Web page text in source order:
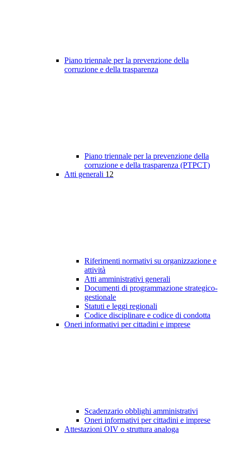
Piano triennale per la prevenzione della
corruzione e della trasparenza
Piano triennale per la prevenzione della
corruzione e della trasparenza (PTPCT)
Atti generali 12
Riferimenti normativi su organizzazione e
attività
Atti amministrativi generali
Documenti di programmazione strategico-
gestionale
Statuti e leggi regionali
Codice disciplinare e codice di condotta
Oneri informativi per cittadini e imprese
Scadenzario obblighi amministrativi
Oneri informativi per cittadini e imprese
Attestazioni OIV o struttura analoga